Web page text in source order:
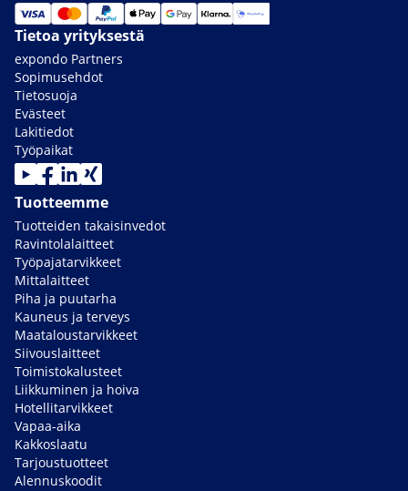
Tietoa yrityksestä
expondo Partners
Sopimusehdot
Tietosuoja
Evästeet
Lakitiedot
Työpaikat
Tuotteemme
Tuotteiden takaisinvedot
Ravintolalaitteet
Työpajatarvikkeet
Mittalaitteet
Piha ja puutarha
Kauneus ja terveys
Maataloustarvikkeet
Siivouslaitteet
Toimistokalusteet
Liikkuminen ja hoiva
Hotellitarvikkeet
Vapaa-aika
Kakkoslaatu
Tarjoustuotteet
Alennuskoodit